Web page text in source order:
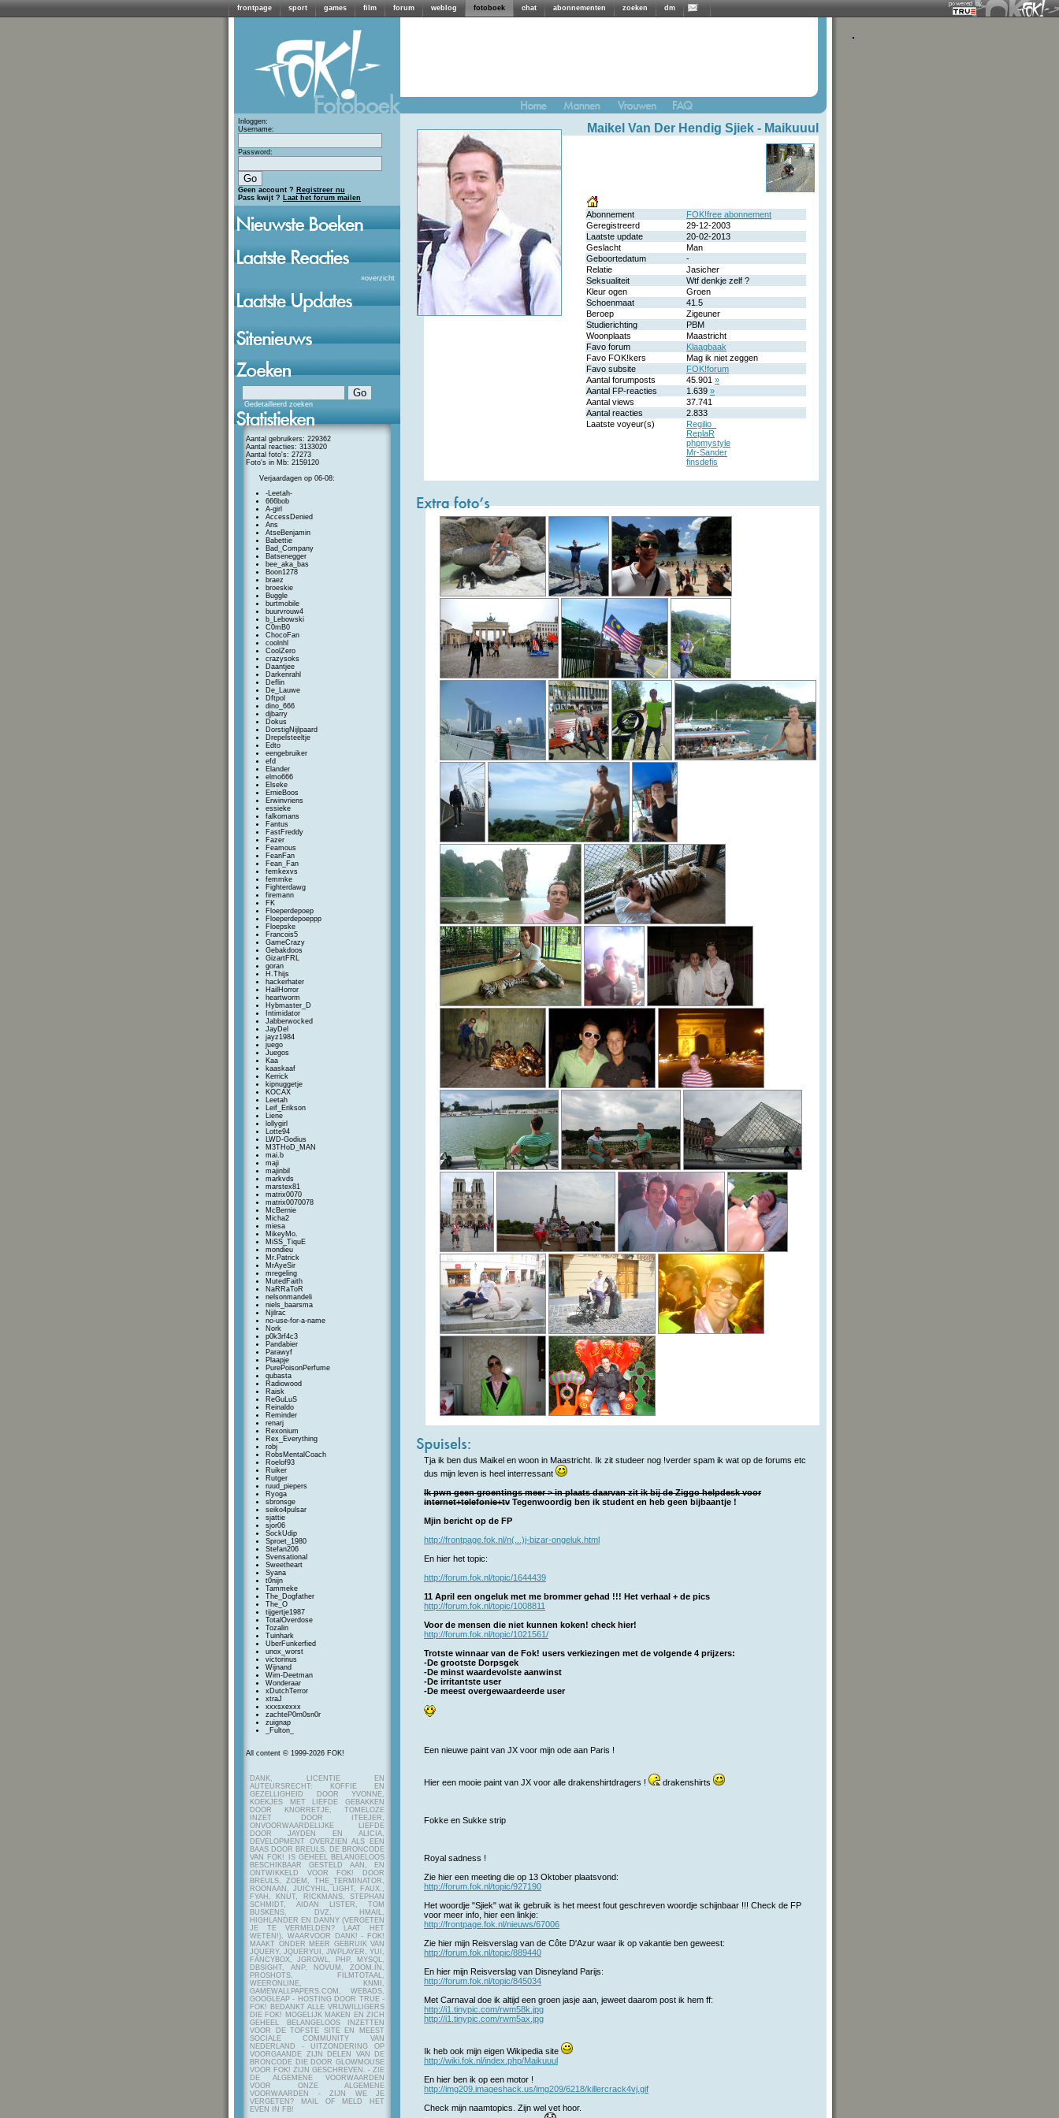
frontpage sport games film forum weblog fotoboek chat abonnementen zoeken dm
Inloggen:
Username:
Password:
Geen account ? Registreer nu
Pass kwijt ? Laat het forum mailen
»overzicht
Gedetailleerd zoeken
Aantal gebruikers: 229362
Aantal reacties: 3133020
Aantal foto's: 27273
Foto's in Mb: 2159120
Verjaardagen op 06-08:
-Leetah-
666bob
A-girl
AccessDenied
Ans
AtseBenjamin
Babettie
Bad_Company
Batsenegger
bee_aka_bas
Boon1278
braez
broeskie
Buggle
burtmobile
buurvrouw4
b_Lebowski
C0mB0
ChocoFan
coolnhl
CoolZero
crazysoks
Daantjee
Darkenrahl
Deflin
De_Lauwe
Dftpol
dino_666
djbarry
Dokus
DorstigNijlpaard
Drepelsteeltje
Edto
eengebruiker
efd
Elander
elmo666
Elseke
ErnieBoos
Erwinvriens
essieke
falkomans
Fantus
FastFreddy
Fazer
Feamous
FeanFan
Fean_Fan
femkexvs
femmke
Fighterdawg
firemann
FK
Floeperdepoep
Floeperdepoeppp
Floepske
Francois5
GameCrazy
Gebakdoos
GizartFRL
goran
H.Thijs
hackerhater
HailHorror
heartworm
Hybmaster_D
Intimidator
Jabberwocked
JayDel
jayz1984
juego
Juegos
Kaa
kaaskaaf
Kerrick
kipnuggetje
KOCAX
Leetah
Leif_Erikson
Liene
lollygirl
Lotte94
LWD-Godius
M3THoD_MAN
mai.b
maji
majinbil
markvds
marstex81
matrix0070
matrix0070078
McBernie
Micha2
miesa
MikeyMo.
MiSS_TiquE
mondieu
Mr.Patrick
MrAyeSir
mregeling
MutedFaith
NaRRaToR
nelsonmandeli
niels_baarsma
Njilrac
no-use-for-a-name
Nork
p0k3rf4c3
Pandabier
Parawyf
Plaapje
PurePoisonPerfume
qubasta
Radiowood
Raisk
ReGuLuS
Reinaldo
Reminder
renarj
Rexonium
Rex_Everything
robj
RobsMentalCoach
Roelof93
Ruiker
Rutger
ruud_piepers
Ryoga
sbronsge
seiko4pulsar
sjattie
sjor06
SockUdip
Sproet_1980
Stefan206
SvensationaI
Sweetheart
Syana
t0nijn
Tammeke
The_Dogfather
The_O
tijgertje1987
TotalOverdose
Tozalin
Tuinhark
UberFunkerfied
unox_worst
victorinus
Wijnand
Wim-Deetman
Wonderaar
xDutchTerror
xtraJ
xxxsxexxx
zachteP0rn0sn0r
zuignap
_Fulton_
All content © 1999-2026 FOK!
DANK, LICENTIE EN
AUTEURSRECHT: KOFFIE EN
GEZELLIGHEID DOOR YVONNE,
KOEKJES MET LIEFDE GEBAKKEN
DOOR KNORRETJE, TOMELOZE
INZET DOOR ITEEJER,
ONVOORWAARDELIJKE LIEFDE
DOOR JAYDEN EN ALICIA,
DEVELOPMENT OVERZIEN ALS EEN
BAAS DOOR BREULS. DE BRONCODE
VAN FOK! IS GEHEEL BELANGELOOS
BESCHIKBAAR GESTELD AAN, EN
ONTWIKKELD VOOR FOK! DOOR
BREULS, ZOEM, THE_TERMINATOR,
ROONAAN, JUICYHIL, LIGHT, FAUX.,
FYAH, KNUT, RICKMANS, STEPHAN
SCHMIDT, AIDAN LISTER, TOM
BUSKENS, DVZ, HMAIL,
HIGHLANDER EN DANNY (VERGETEN
JE TE VERMELDEN? LAAT HET
WETEN!), WAARVOOR DANK! - FOK!
MAAKT ONDER MEER GEBRUIK VAN
JQUERY, JQUERYUI, JWPLAYER, YUI,
FANCYBOX, JGROWL, PHP, MYSQL,
DBSIGHT, ANP, NOVUM, ZOOM.IN,
PROSHOTS, FILMTOTAAL,
WEERONLINE, KNMI,
GAMEWALLPAPERS.COM, WEBADS,
GOOGLEAP - HOSTING DOOR TRUE -
FOK! BEDANKT ALLE VRIJWILLIGERS
DIE FOK! MOGELIJK MAKEN EN ZICH
GEHEEL BELANGELOOS INZETTEN
VOOR DE TOFSTE SITE EN MEEST
SOCIALE COMMUNITY VAN
NEDERLAND - UITZONDERING OP
VOORGAANDE ZIJN DELEN VAN DE
BRONCODE DIE DOOR GLOWMOUSE
VOOR FOK! ZIJN GESCHREVEN. - ZIE
DE ALGEMENE VOORWAARDEN
VOOR ONZE ALGEMENE
VOORWAARDEN - ZIJN WE JE
VERGETEN? MAIL OF MELD HET
EVEN IN FB!
Maikel Van Der Hendig Sjiek - Maikuuul
Abonnement
FOK!free abonnement
Geregistreerd
29-12-2003
Laatste update
20-02-2013
Geslacht
Man
Geboortedatum
-
Relatie
Jasicher
Seksualiteit
Wtf denkje zelf ?
Kleur ogen
Groen
Schoenmaat
41.5
Beroep
Zigeuner
Studierichting
PBM
Woonplaats
Maastricht
Favo forum
Klaagbaak
Favo FOK!kers
Mag ik niet zeggen
Favo subsite
FOK!forum
Aantal forumposts
45.901 »
Aantal FP-reacties
1.639 »
Aantal views
37.741
Aantal reacties
2.833
Laatste voyeur(s)
Regilio_
ReplaR
phpmystyle
Mr-Sander
finsdefis
Tja ik ben dus Maikel en woon in Maastricht. Ik zit studeer nog !verder spam ik wat op de forums etc
dus mijn leven is heel interressant
Ik pwn geen groentings meer > in plaats daarvan zit ik bij de Ziggo helpdesk voor
internet+telefonie+tv Tegenwoordig ben ik student en heb geen bijbaantje !
Mjin bericht op de FP
http://frontpage.fok.nl/n(...)j-bizar-ongeluk.html
En hier het topic:
http://forum.fok.nl/topic/1644439
11 April een ongeluk met me brommer gehad !!! Het verhaal + de pics
http://forum.fok.nl/topic/1008811
Voor de mensen die niet kunnen koken! check hier!
http://forum.fok.nl/topic/1021561/
Trotste winnaar van de Fok! users verkiezingen met de volgende 4 prijzers:
-De grootste Dorpsgek
-De minst waardevolste aanwinst
-De irritantste user
-De meest overgewaardeerde user
Een nieuwe paint van JX voor mijn ode aan Paris !
Hier een mooie paint van JX voor alle drakenshirtdragers ! drakenshirts
Fokke en Sukke strip
Royal sadness !
Zie hier een meeting die op 13 Oktober plaatsvond:
http://forum.fok.nl/topic/927190
Het woordje "Sjiek" wat ik gebruik is het meest fout geschreven woordje schijnbaar !!! Check de FP
voor meer info, hier een linkje:
http://frontpage.fok.nl/nieuws/67006
Zie hier mijn Reisverslag van de Côte D'Azur waar ik op vakantie ben geweest:
http://forum.fok.nl/topic/889440
En hier mijn Reisverslag van Disneyland Parijs:
http://forum.fok.nl/topic/845034
Met Carnaval doe ik altijd een groen jasje aan, jeweet daarom post ik hem ff:
http://i1.tinypic.com/rwm58k.jpg
http://i1.tinypic.com/rwm5ax.jpg
Ik heb ook mijn eigen Wikipedia site
http://wiki.fok.nl/index.php/Maikuuul
En hier ben ik op een motor !
http://img209.imageshack.us/img209/6218/killercrack4vj.gif
Check mijn naamtopics. Zijn wel vet hoor.